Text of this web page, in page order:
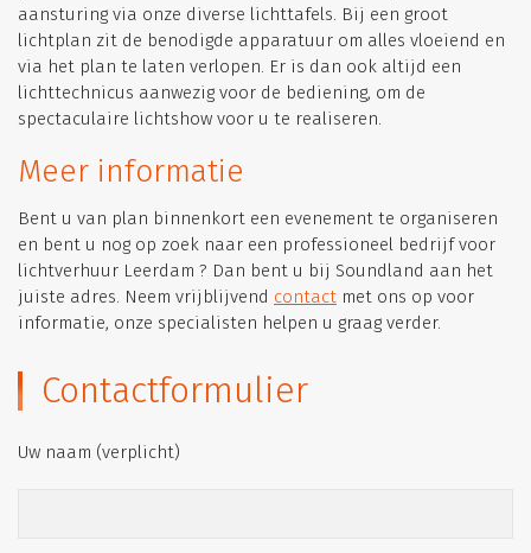
aansturing via onze diverse lichttafels. Bij een groot
lichtplan zit de benodigde apparatuur om alles vloeiend en
via het plan te laten verlopen. Er is dan ook altijd een
lichttechnicus aanwezig voor de bediening, om de
spectaculaire lichtshow voor u te realiseren.
Meer informatie
Bent u van plan binnenkort een evenement te organiseren
en bent u nog op zoek naar een professioneel bedrijf voor
lichtverhuur Leerdam ? Dan bent u bij Soundland aan het
juiste adres. Neem vrijblijvend contact met ons op voor
informatie, onze specialisten helpen u graag verder.
Contactformulier
Uw naam (verplicht)